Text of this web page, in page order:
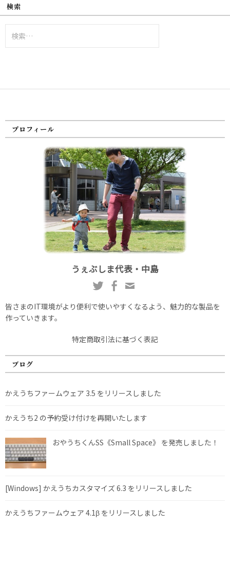
検索
索:
プロフィール
うぇぶしま代表・中島
皆さまのIT環境がより便利で使いやすくなるよう、魅力的な製品を
作っていきます。
特定商取引法に基づく表記
ブログ
かえうちファームウェア 3.5 をリリースしました
かえうち2 の予約受け付けを再開いたします
おやうちくんSS《Small Space》 を発売しました！
[Windows] かえうちカスタマイズ 6.3 をリリースしました
かえうちファームウェア 4.1β をリリースしました